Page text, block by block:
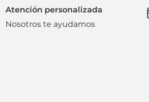
Atención personalizada
Nosotros te ayudamos